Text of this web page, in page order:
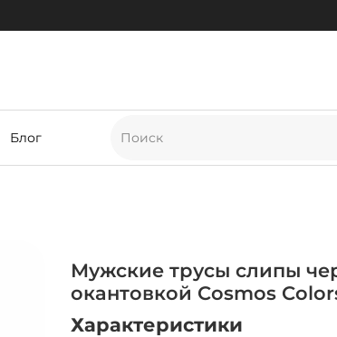
Блог
Мужские трусы слипы
окантовкой Cosmos
Характеристики